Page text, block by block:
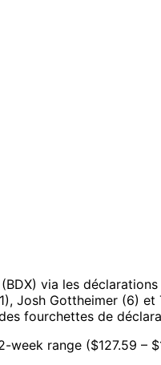
via les déclarations
Josh Gottheimer (6) et
fourchettes de
range ($127.59 –